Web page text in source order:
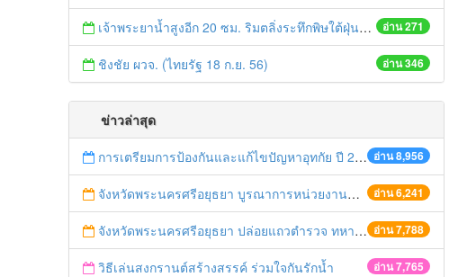
อ่าน 271
เจ้าพระยาน้ำสูงอีก 20 ซม. ริมตลิ่งระทึกพิษใต้ฝุ่นถล่มหลาย จว. อ่วม (เดลินิวส์ 22 ก.ย. 56)
อ่าน 346
ชิงชัย ผวจ. (ไทยรัฐ 18 ก.ย. 56)
ข่าวล่าสุด
อ่าน 8,956
การเตรียมการป้องกันและแก้ไขปัญหาอุทกัย ปี 2561
อ่าน 6,241
จังหวัดพระนครศรีอยุธยา บูรณาการหน่วยงานที่เกี่ยวข้อง ลงพื้นที่จัดระเบียบและดำเนินมาตรการตามบทลงโทษสูงสุดกับผู้ประกอบการร้านค้าที่ยังฝ่าฝืนตั้งร้านค้ารุกล้ำเขตพื้นที่ทางหลวง เตรียมความปลอดภัยก่อนเทศกาลสงกรานต์
อ่าน 7,788
จังหวัดพระนครศรีอยุธยา ปล่อยแถวตำรวจ ทหาร ฝ่ายปกครอง กว่า 100 นาย ตรวจเข้มท่ารถสาธารณะ สถานีขนส่งรถโดยสาร วินรถตู้ และสถานีรถไฟ เตรียมรับมือเทศกาลสงกรานต์
อ่าน 7,765
วิธีเล่นสงกรานต์สร้างสรรค์ ร่วมใจกันรักน้ำ